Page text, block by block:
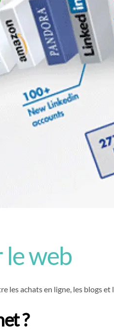
le web
les achats en ligne, les blogs
?